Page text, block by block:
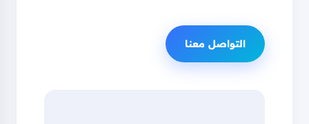
التواصل معنا